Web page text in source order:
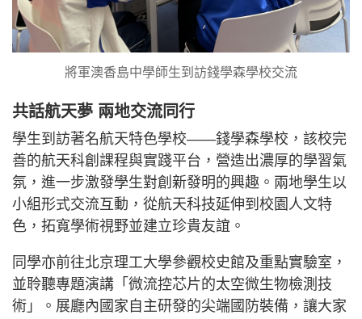
將軍澳香島中學師生到訪錢學森學校交流
共話航天夢 兩地交流同行
學生到訪著名航天特色學校——錢學森學校，該校完
善的航天科創課程與實踐平台，營造出濃厚的學習氣
氛，進一步激發學生對創新發明的興趣。兩地學生以
小組形式交流互動，從航天科技延伸到校園人文特
色，拓寬學術視野並建立珍貴友誼。
同學亦前往北京理工大學參觀校史館及重點實驗室，
並聆聽專題演講「微流控芯片的太空微生物檢測技
術」。展廳內國家自主研發的尖端國防裝備，讓大家